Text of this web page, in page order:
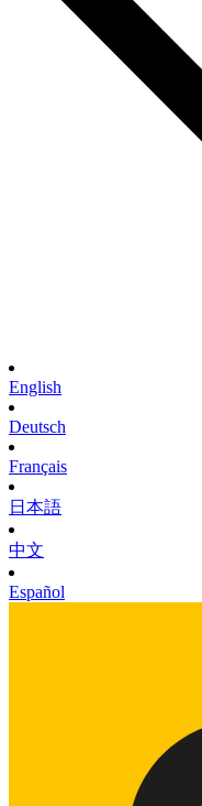
English
Deutsch
Français
日本語
中文
Español